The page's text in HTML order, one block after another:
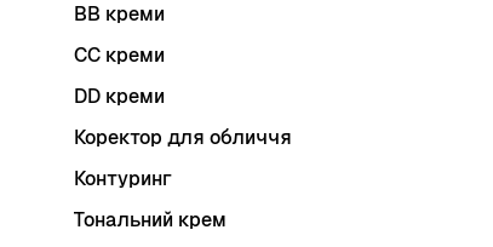
BB креми
CC креми
DD креми
Коректор для обличчя
Контуринг
Тональний крем